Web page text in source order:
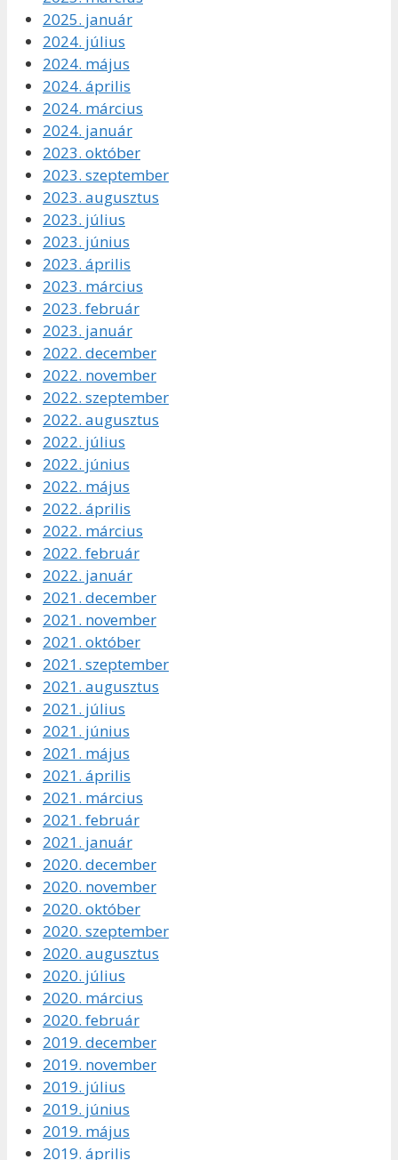
2025. január
2024. július
2024. május
2024. április
2024. március
2024. január
2023. október
2023. szeptember
2023. augusztus
2023. július
2023. június
2023. április
2023. március
2023. február
2023. január
2022. december
2022. november
2022. szeptember
2022. augusztus
2022. július
2022. június
2022. május
2022. április
2022. március
2022. február
2022. január
2021. december
2021. november
2021. október
2021. szeptember
2021. augusztus
2021. július
2021. június
2021. május
2021. április
2021. március
2021. február
2021. január
2020. december
2020. november
2020. október
2020. szeptember
2020. augusztus
2020. július
2020. március
2020. február
2019. december
2019. november
2019. július
2019. június
2019. május
2019. április